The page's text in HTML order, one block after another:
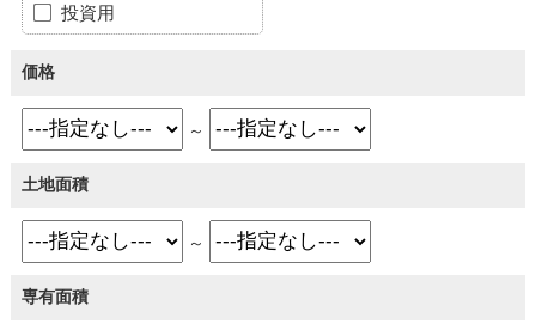
投資用
価格
～
土地面積
～
専有面積